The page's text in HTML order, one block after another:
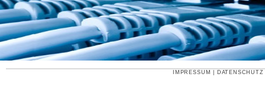
IMPRESSUM DATENSCHUTZ